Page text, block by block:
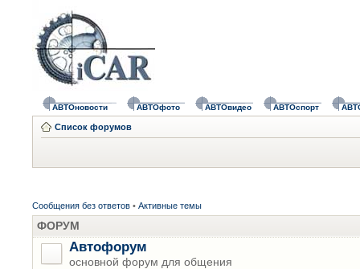
АВТОновости АВТОфото АВТОвидео АВТОспорт
Список форумов
Сообщения без ответов • Активные темы
ФОРУМ
Автофорум
основной форум для общения